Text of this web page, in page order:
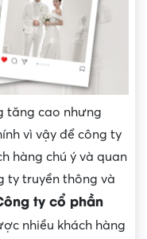
tăng cao nhưng
vì vậy để công ty
hàng chú ý và quan
ty truyền thông và
ty cổ phần
nhiều khách hàng